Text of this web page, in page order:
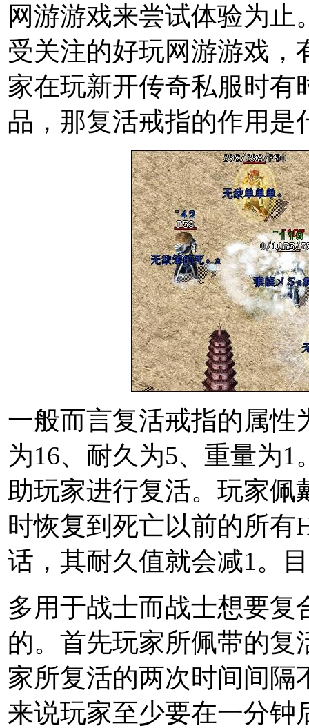
网游游戏来尝试体验为
受关注的好玩网游游戏，
家在玩新开传奇私服时有
品，那复活戒指的作用是
一般而言复活戒指的属性
为16、耐久为5、重量为
助玩家进行复活。玩家佩
时恢复到死亡以前的所有
话，其耐久值就会减1。
多用于战士而战士想要
的。首先玩家所佩带的复
家所复活的两次时间间隔
来说玩家至少要在一分钟